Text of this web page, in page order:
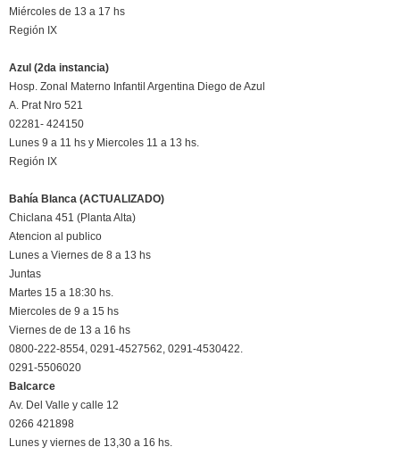
Miércoles de 13 a 17 hs
Región IX
Azul (2da instancia)
Hosp. Zonal Materno Infantil Argentina Diego de Azul
A. Prat Nro 521
02281- 424150
Lunes 9 a 11 hs y Miercoles 11 a 13 hs.
Región IX
Bahía Blanca (ACTUALIZADO)
Chiclana 451 (Planta Alta)
Atencion al publico
Lunes a Viernes de 8 a 13 hs
Juntas
Martes 15 a 18:30 hs.
Miercoles de 9 a 15 hs
Viernes de de 13 a 16 hs
0800-222-8554, 0291-4527562, 0291-4530422.
0291-5506020
Balcarce
Av. Del Valle y calle 12
0266 421898
Lunes y viernes de 13,30 a 16 hs.